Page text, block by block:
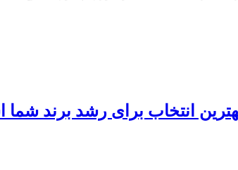
انتخاب برای رشد برند